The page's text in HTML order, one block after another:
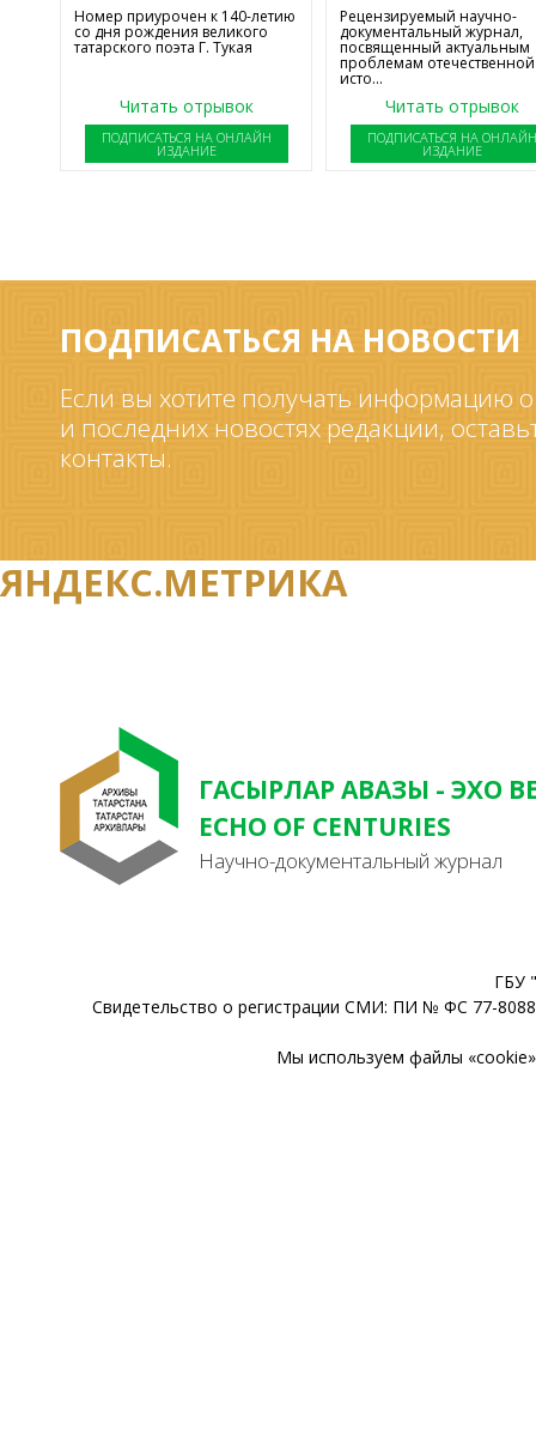
Номер приурочен к 140-летию
со дня рождения великого
татарского поэта Г. Тукая
Читать отрывок
ПОДПИСАТЬСЯ НА ОНЛАЙН
ИЗДАНИЕ
Рецензируемый научно-
документальный журнал,
посвященный актуальным
проблемам отечественной
исто...
Читать отрывок
ПОДПИСАТЬСЯ НА
ИЗДАНИЕ
ПОДПИСАТЬСЯ НА НОВОСТИ
Если вы хотите получать информацию
и последних новостях редакции,
контакты.
ЯНДЕКС.МЕТРИКА
ГАСЫРЛАР АВАЗЫ - ЭХО
ECHO OF CENTURIES
Научно-документальный журнал
ГБУ
Свидетельство о регистрации СМИ: ПИ № ФС 77-
Мы используем файлы «cookie»